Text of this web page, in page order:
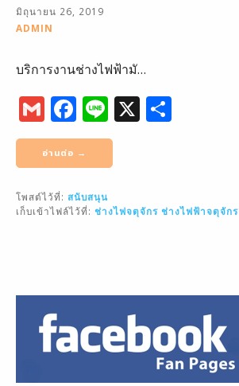
มิถุนายน 26, 2019
ADMIN
บริการงานช่างไฟฟ้ามั…
G
m
ai
l
F
a
c
e
b
k
Li
n
e
X
อ่านต่อ →
โพสต์ไว้ที่: สนับสนุน
เก็บเข้าไฟล์ไว้ที่: ช่างไฟจตุจักร ช่างไฟฟ้าจตุจักร